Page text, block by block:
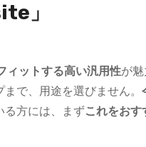
」
ィットする高い汎用性が
で、用途を選びません。
る方には、まずこれをおす